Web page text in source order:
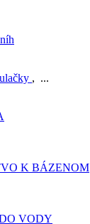
, ...
K BÁZENOM
VODY